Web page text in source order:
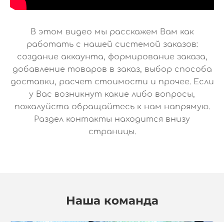
В этом видео мы расскажем Вам как
работать с нашей системой заказов:
создание аккаунта, формирование заказа,
добавление товаров в заказ, выбор способа
доставки, расчет стоимости и прочее. Если
у Вас возникнут какие либо вопросы,
пожалуйста обращайтесь к нам напрямую.
Раздел контакты находится внизу
страницы.
Наша команда